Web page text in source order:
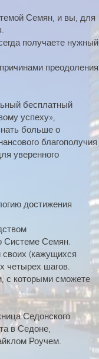
Семян, и вы, для
получаете нужный
преодоления
бесплатный
успеху»,
больше о
благополучия
уверенного
достижения
Системе Семян.
(кажущихся
четырех шагов.
с которыми сможете
Седонского
в Седоне,
Роучем.